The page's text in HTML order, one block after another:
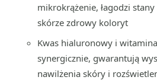
mikrokrążenie, łagodzi
skórze zdrowy koloryt
Kwas hialuronowy i witamina
synergicznie, gwarantują
nawilżenia skóry i